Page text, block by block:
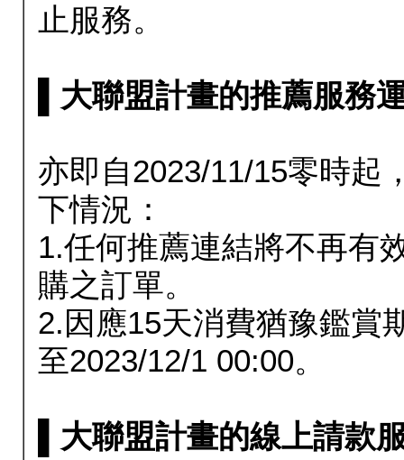
止服務。
▌大聯盟計畫的推薦服務
亦即自2023/11/15零時起
下情況：
1.任何推薦連結將不再有
購之訂單。
2.因應15天消費猶豫鑑賞
至2023/12/1 00:00。
▌大聯盟計畫的線上請款